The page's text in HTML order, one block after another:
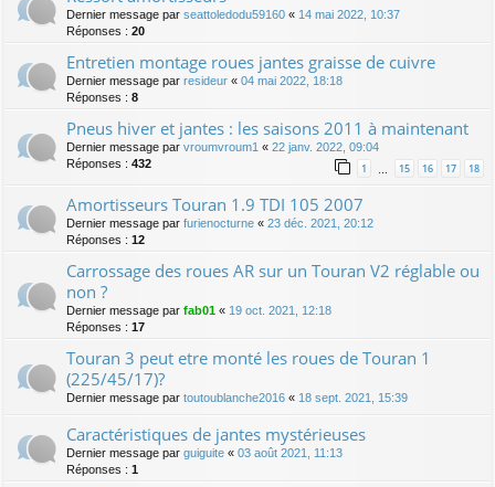
Dernier message par seattoledodu59160 « 14 mai 2022, 10:37
Réponses : 20
Entretien montage roues jantes graisse de cuivre
Dernier message par resideur « 04 mai 2022, 18:18
Réponses : 8
Pneus hiver et jantes : les saisons 2011 à maintenant
Dernier message par vroumvroum1 « 22 janv. 2022, 09:04
Réponses : 432 1 15 16 17 18
Amortisseurs Touran 1.9 TDI 105 2007
Dernier message par furienocturne « 23 déc. 2021, 20:12
Réponses : 12
Carrossage des roues AR sur un Touran V2 réglable ou
non ?
Dernier message par fab01 « 19 oct. 2021, 12:18
Réponses : 17
Touran 3 peut etre monté les roues de Touran 1
(225/45/17)?
Dernier message par toutoublanche2016 « 18 sept. 2021, 15:39
Caractéristiques de jantes mystérieuses
Dernier message par guiguite « 03 août 2021, 11:13
Réponses : 1